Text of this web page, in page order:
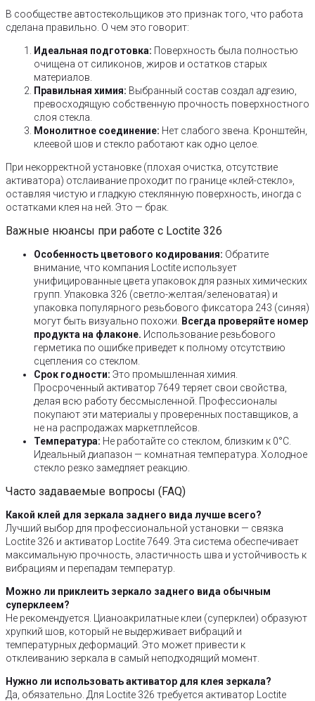
В сообществе автостекольщиков это признак того, что работа
сделана правильно. О чем это говорит:
Идеальная подготовка: Поверхность была полностью
очищена от силиконов, жиров и остатков старых
материалов.
Правильная химия: Выбранный состав создал адгезию,
превосходящую собственную прочность поверхностного
слоя стекла.
Монолитное соединение: Нет слабого звена. Кронштейн,
клеевой шов и стекло работают как одно целое.
При некорректной установке (плохая очистка, отсутствие
активатора) отслаивание проходит по границе «клей-стекло»,
оставляя чистую и гладкую стеклянную поверхность, иногда с
остатками клея на ней. Это — брак.
Важные нюансы при работе с Loctite 326
Особенность цветового кодирования: Обратите
внимание, что компания Loctite использует
унифицированные цвета упаковок для разных химических
групп. Упаковка 326 (светло-желтая/зеленоватая) и
упаковка популярного резьбового фиксатора 243 (синяя)
могут быть визуально похожи.
Всегда проверяйте номер
продукта на флаконе. Использование резьбового
герметика по ошибке приведет к полному отсутствию
сцепления со стеклом.
Срок годности: Это промышленная химия.
Просроченный активатор 7649 теряет свои свойства,
делая всю работу бессмысленной. Профессионалы
покупают эти материалы у проверенных поставщиков, а
не на распродажах маркетплейсов.
Температура: Не работайте со стеклом, близким к 0°C.
Идеальный диапазон — комнатная температура. Холодное
стекло резко замедляет реакцию.
Часто задаваемые вопросы (FAQ)
Какой клей для зеркала заднего вида лучше всего?
Лучший выбор для профессиональной установки — связка
Loctite 326 и активатор Loctite 7649. Эта система обеспечивает
максимальную прочность, эластичность шва и устойчивость к
вибрациям и перепадам температур.
Можно ли приклеить зеркало заднего вида обычным
суперклеем?
Не рекомендуется. Цианоакрилатные клеи (суперклеи) образуют
хрупкий шов, который не выдерживает вибраций и
температурных деформаций. Это может привести к
отклеиванию зеркала в самый неподходящий момент.
Нужно ли использовать активатор для клея зеркала?
Да, обязательно. Для Loctite 326 требуется активатор Loctite